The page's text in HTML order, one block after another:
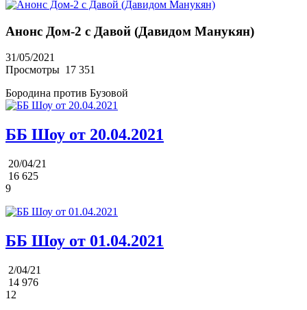
Анонс Дом-2 с Давой (Давидом Манукян)
31/05/2021
Просмотры 17 351
Бородина против Бузовой
ББ Шоу от 20.04.2021
20/04/21
16 625
9
ББ Шоу от 01.04.2021
2/04/21
14 976
12